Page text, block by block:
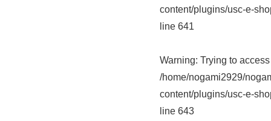
content/plugins/usc-e-
line641
Warning: Trying to
/home/nogami2929/
content/plugins/usc-e-
line643